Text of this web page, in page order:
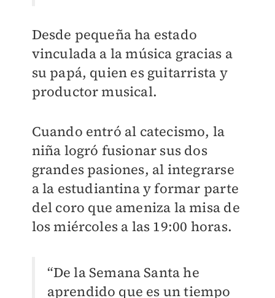
Desde pequeña ha estado
vinculada a la música gracias a
su papá, quien es guitarrista y
productor musical.
Cuando entró al catecismo, la
niña logró fusionar sus dos
grandes pasiones, al integrarse
a la estudiantina y formar parte
del coro que ameniza la misa de
los miércoles a las 19:00 horas.
“De la Semana Santa he
aprendido que es un tiempo